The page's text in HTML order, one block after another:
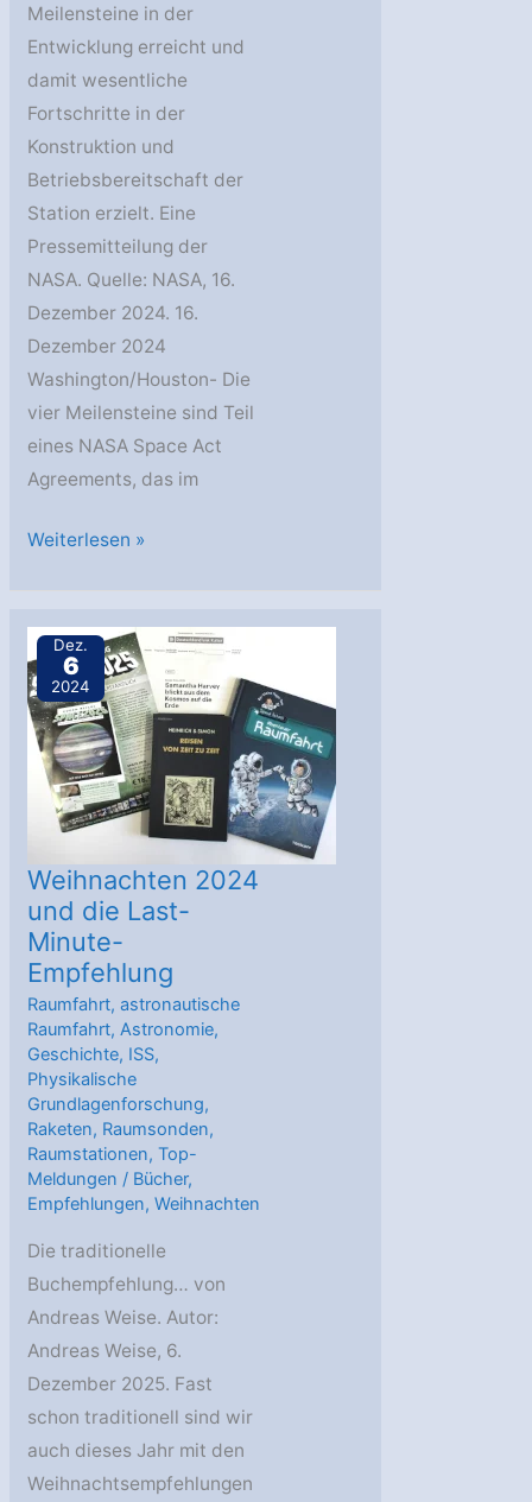
Meilensteine in der
Entwicklung erreicht und
damit wesentliche
Fortschritte in der
Konstruktion und
Betriebsbereitschaft der
Station erzielt. Eine
Pressemitteilung der
NASA. Quelle: NASA, 16.
Dezember 2024. 16.
Dezember 2024
Washington/Houston- Die
vier Meilensteine sind Teil
eines NASA Space Act
Agreements, das im
NASA
bei
der
Entwicklung
der
kommerziellen
Raumstation
Starlab
Weiterlesen »
Dez.
6
2024
Weihnachten 2024
und die Last-
Minute-
Empfehlung
Raumfahrt,astronautische
Raumfahrt,Astronomie,
Geschichte, ISS,
Physikalische
Grundlagenforschung,
Raketen, Raumsonden,
Raumstationen,Top-
Meldungen / Bücher,
Empfehlungen,Weihnachten
Die traditionelle
Buchempfehlung… von
Andreas Weise. Autor:
Andreas Weise, 6.
Dezember 2025. Fast
schon traditionell sind wir
auch dieses Jahr mit den
Weihnachtsempfehlungen